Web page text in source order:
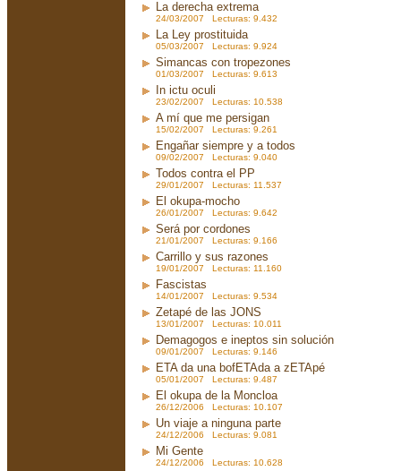
La derecha extrema
24/03/2007 Lecturas: 9.432
La Ley prostituida
05/03/2007 Lecturas: 9.924
Simancas con tropezones
01/03/2007 Lecturas: 9.613
In ictu oculi
23/02/2007 Lecturas: 10.538
A mí que me persigan
15/02/2007 Lecturas: 9.261
Engañar siempre y a todos
09/02/2007 Lecturas: 9.040
Todos contra el PP
29/01/2007 Lecturas: 11.537
El okupa-mocho
26/01/2007 Lecturas: 9.642
Será por cordones
21/01/2007 Lecturas: 9.166
Carrillo y sus razones
19/01/2007 Lecturas: 11.160
Fascistas
14/01/2007 Lecturas: 9.534
Zetapé de las JONS
13/01/2007 Lecturas: 10.011
Demagogos e ineptos sin solución
09/01/2007 Lecturas: 9.146
ETA da una bofETAda a zETApé
05/01/2007 Lecturas: 9.487
El okupa de la Moncloa
26/12/2006 Lecturas: 10.107
Un viaje a ninguna parte
24/12/2006 Lecturas: 9.081
Mi Gente
24/12/2006 Lecturas: 10.628